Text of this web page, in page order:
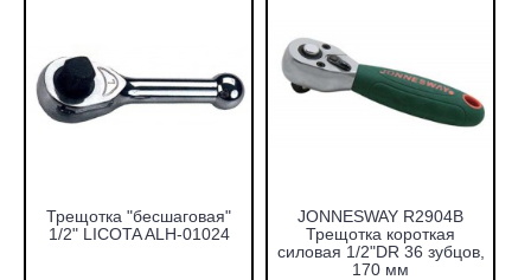
Трещотка "беcшаговая"
1/2" LICOTA ALH-01024
JONNESWAY R2904B
Трещотка короткая
силовая 1/2"DR 36 зубцов,
170 мм